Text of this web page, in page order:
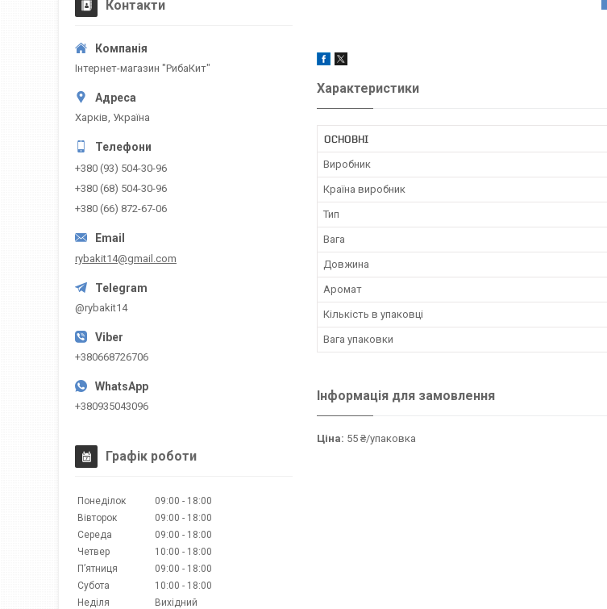
Характеристики
ОСНОВНІ
Виробник
Країна виробник
Тип
Вага
Довжина
Аромат
Кількість в упаковці
Вага упаковки
Інформація для замовлення
Ціна: 55 ₴/упаковка
Контакти
Інтернет-магазин "РибаКит"
Харків, Україна
+380 (93) 504-30-96
+380 (68) 504-30-96
+380 (66) 872-67-06
rybakit14@gmail.com
@rybakit14
+380668726706
+380935043096
Графік роботи
Понеділок 09:00
18:00
Вівторок
09:00
18:00
Середа
09:00
18:00
Четвер
10:00
18:00
Пʼятниця
09:00
18:00
Субота
10:00
18:00
Неділя
Вихідний